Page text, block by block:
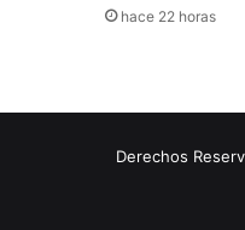
hace 22 horas
Derechos